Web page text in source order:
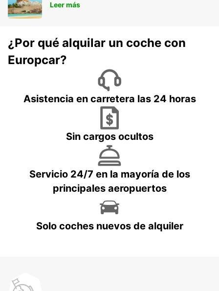
Leer más
¿Por qué alquilar un coche con
Europcar?
Asistencia en carretera las 24 horas
Sin cargos ocultos
Servicio 24/7 en la mayoría de los
principales aeropuertos
Solo coches nuevos de alquiler